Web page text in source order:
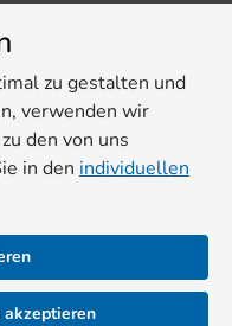
zu gestalten und
verwenden wir
den von uns
in den individuellen